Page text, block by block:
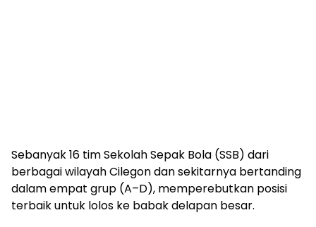
Sebanyak 16 tim Sekolah Sepak Bola (SSB) dari
berbagai wilayah Cilegon dan sekitarnya bertanding
dalam empat grup (A–D), memperebutkan posisi
terbaik untuk lolos ke babak delapan besar.